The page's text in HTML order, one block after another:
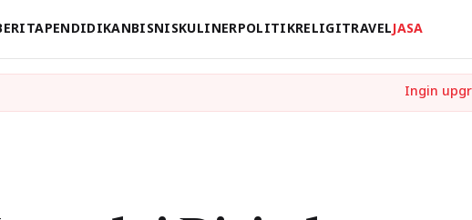
PENDIDIKANBISNISKULINERPOLITIKRELIGITRAVELJASA